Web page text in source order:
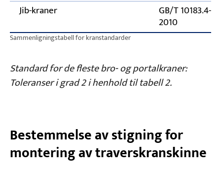
Jib-kraner
GB/T 10183.4-
2010
Sammenligningstabell for kranstandarder
Standard for de fleste bro- og portalkraner:
Toleranser i grad 2 i henhold til tabell 2.
Bestemmelse av stigning for
montering av traverskranskinne